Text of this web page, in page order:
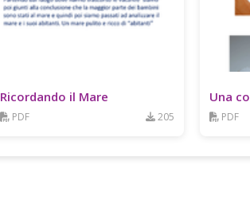
Ricordando il Mare
PDF 205
Una
PDF